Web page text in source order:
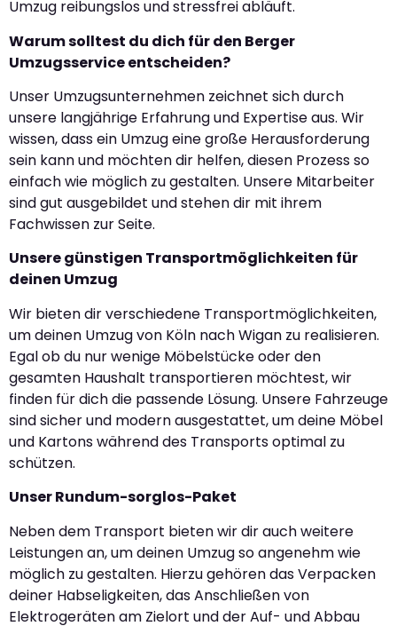
Umzug reibungslos und stressfrei abläuft.
Warum solltest du dich für den Berger
Umzugsservice entscheiden?
Unser Umzugsunternehmen zeichnet sich durch
unsere langjährige Erfahrung und Expertise aus. Wir
wissen, dass ein Umzug eine große Herausforderung
sein kann und möchten dir helfen, diesen Prozess so
einfach wie möglich zu gestalten. Unsere Mitarbeiter
sind gut ausgebildet und stehen dir mit ihrem
Fachwissen zur Seite.
Unsere günstigen Transportmöglichkeiten für
deinen Umzug
Wir bieten dir verschiedene Transportmöglichkeiten,
um deinen Umzug von Köln nach Wigan zu realisieren.
Egal ob du nur wenige Möbelstücke oder den
gesamten Haushalt transportieren möchtest, wir
finden für dich die passende Lösung. Unsere Fahrzeuge
sind sicher und modern ausgestattet, um deine Möbel
und Kartons während des Transports optimal zu
schützen.
Unser Rundum-sorglos-Paket
Neben dem Transport bieten wir dir auch weitere
Leistungen an, um deinen Umzug so angenehm wie
möglich zu gestalten. Hierzu gehören das Verpacken
deiner Habseligkeiten, das Anschließen von
Elektrogeräten am Zielort und der Auf- und Abbau